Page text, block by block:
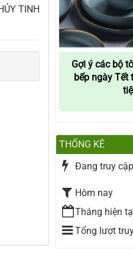
TINH
Gợi ý các bộ
bếp ngày Tết
THỐNG KÊ
Đang truy cập
Hôm nay
Tháng hiện
Tổng lượt